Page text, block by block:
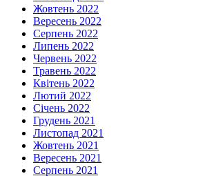
Жовтень 2022
Вересень 2022
Серпень 2022
Липень 2022
Червень 2022
Травень 2022
Квітень 2022
Лютий 2022
Січень 2022
Грудень 2021
Листопад 2021
Жовтень 2021
Вересень 2021
Серпень 2021